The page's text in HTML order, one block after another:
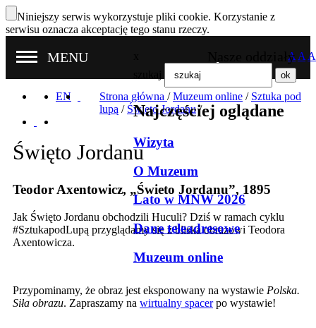
Niniejszy serwis wykorzystuje pliki cookie. Korzystanie z
serwisu oznacza akceptację tego stanu rzeczy.
Nasze oddziały
MENU
Najczęściej oglądane
Wizyta
O Muzeum
Lato w MNW 2026
Dane teleadresowe
Muzeum online
A A A
EN Strona główna / Muzeum online / Sztuka pod
lupą / Święto Jordanu/
Święto Jordanu
Teodor Axentowicz, „Świeto Jordanu”, 1895
Jak Święto Jordanu obchodzili Huculi? Dziś w ramach cyklu
#SztukapodLupą przyglądamy się z bliska obrazowi Teodora
Axentowicza.
Przypominamy, że obraz jest eksponowany na wystawie Polska.
Siła obrazu. Zapraszamy na wirtualny spacerpo wystawie!